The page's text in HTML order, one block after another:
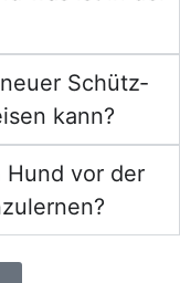
Schütz­
kann?
vor der